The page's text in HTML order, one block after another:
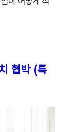
협박 (특